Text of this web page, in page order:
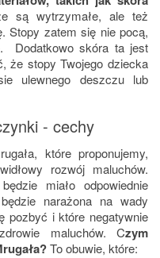
są wytrzymałe, ale też
Stopy zatem się nie pocą,
Dodatkowo skóra ta jest
że stopy Twojego dziecka
ulewnego deszczu lub
- cechy
które proponujemy,
rozwój maluchów.
miało odpowiednie
narażona na wady
pozbyć i które negatywnie
maluchów. Czym
To obuwie, które: